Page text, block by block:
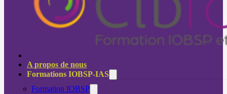
A propos de nous
Formations IOBSP-IAS
Formation IOBSP